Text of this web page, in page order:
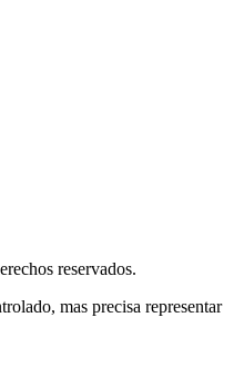
reservados.
mas precisa representar